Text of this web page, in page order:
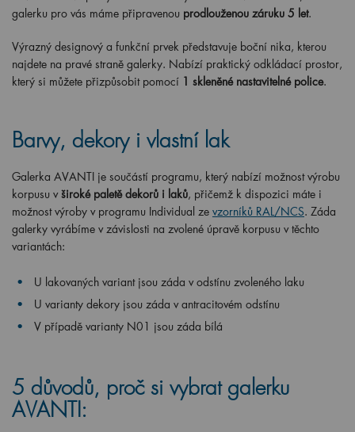
galerku pro vás máme připravenou prodlouženou záruku 5 let.
Výrazný designový a funkční prvek představuje boční nika, kterou
najdete na pravé straně galerky. Nabízí praktický odkládací prostor,
který si můžete přizpůsobit pomocí 1 skleněné nastavitelné police.
Barvy, dekory i vlastní lak
Galerka AVANTI je součástí programu, který nabízí možnost výrobu
korpusu v široké paletě dekorů i laků, přičemž k dispozici máte i
možnost výroby v programu Individual ze vzorníků RAL/NCS. Záda
galerky vyrábíme v závislosti na zvolené úpravě korpusu v těchto
variantách:
U lakovaných variant jsou záda v odstínu zvoleného laku
U varianty dekory jsou záda v antracitovém odstínu
V případě varianty N01 jsou záda bílá
5 důvodů, proč si vybrat galerku
AVANTI: